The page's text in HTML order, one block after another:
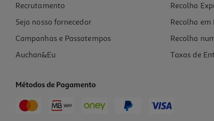
13,46 €
-10%
Recrutamento
Seja nosso fornecedor
Campanhas e Passatempos
Auchan&Eu
Recolha
Recolha em
Recolha
Taxas de
Métodos de Pagamento